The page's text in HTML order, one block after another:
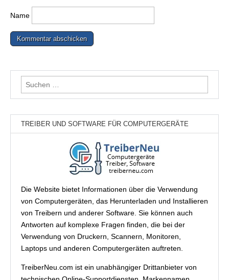
Name
Suchen
nach:
TREIBER UND SOFTWARE FÜR COMPUTERGERÄTE
Die Website bietet Informationen über die Verwendung
von Computergeräten, das Herunterladen und Installieren
von Treibern und anderer Software. Sie können auch
Antworten auf komplexe Fragen finden, die bei der
Verwendung von Druckern, Scannern, Monitoren,
Laptops und anderen Computergeräten auftreten.
TreiberNeu.com ist ein unabhängiger Drittanbieter von